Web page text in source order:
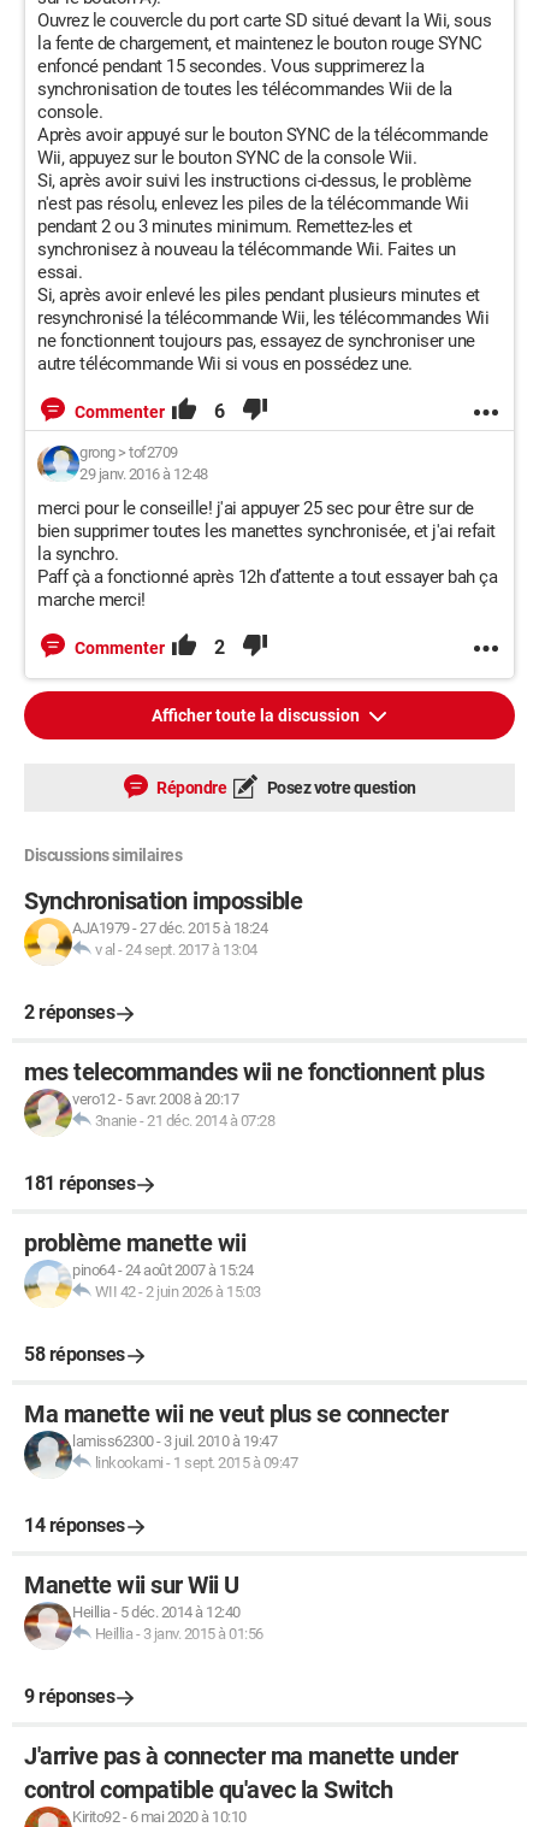
Ouvrez le couvercle du port carte SD situé devant la Wii, sous
la fente de chargement, et maintenez le bouton rouge SYNC
enfoncé pendant 15 secondes. Vous supprimerez la
synchronisation de toutes les télécommandes Wii de la
console.
Après avoir appuyé sur le bouton SYNC de la télécommande
Wii, appuyez sur le bouton SYNC de la console Wii.
Si, après avoir suivi les instructions ci-dessus, le problème
n'est pas résolu, enlevez les piles de la télécommande Wii
pendant 2 ou 3 minutes minimum. Remettez-les et
synchronisez à nouveau la télécommande Wii. Faites un
essai.
Si, après avoir enlevé les piles pendant plusieurs minutes et
resynchronisé la télécommande Wii, les télécommandes Wii
ne fonctionnent toujours pas, essayez de synchroniser une
autre télécommande Wii si vous en possédez une.
Commenter 6
grong> tof2709
29 janv. 2016 à 12:48
merci pour le conseille! j'ai appuyer 25 sec pour être sur de
bien supprimer toutes les manettes synchronisée, et j'ai refait
la synchro.
Paff çà a fonctionné après 12h d’attente a tout essayer bah ça
marche merci!
Commenter 2
Afficher toute la discussion
Répondre Posez votre question
Discussions similaires
Synchronisation impossible
AJA1979-27 déc. 2015 à 18:24
v al -24 sept. 2017 à 13:04
2 réponses
mes telecommandes wii ne fonctionnent plus
vero12- 5 avr. 2008 à 20:17
3nanie-21 déc. 2014 à 07:28
181 réponses
problème manette wii
pino64-24 août 2007 à 15:24
WII 42-2 juin 2026 à 15:03
58 réponses
Ma manette wii ne veut plus se connecter
lamiss62300- 3 juil. 2010 à 19:47
linkookami - 1 sept. 2015 à 09:47
14 réponses
Manette wii sur Wii U
Heillia- 5 déc. 2014 à 12:40
Heillia - 3 janv. 2015 à 01:56
9 réponses
J'arrive pas à connecter ma manette under
control compatible qu'avec la Switch
Kirito92- 6 mai 2020 à 10:10